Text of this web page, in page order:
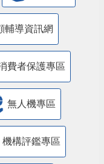
輔導資訊網
費者保護專區
無人機專區
機構評鑑專區